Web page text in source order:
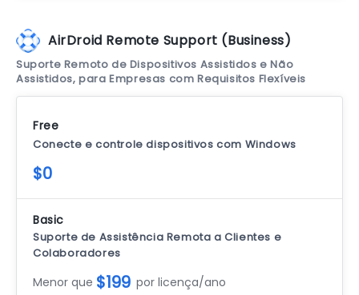
AirDroid Remote Support (Business)
Suporte Remoto de Dispositivos Assistidos e Não
Assistidos, para Empresas com Requisitos Flexíveis
Free
Conecte e controle dispositivos com Windows
$0
Basic
Suporte de Assistência Remota a Clientes e
Colaboradores
Menor que $199 por licença/ano